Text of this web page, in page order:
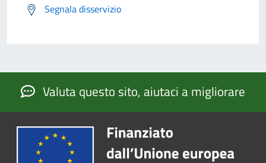
Segnala disservizio
Valuta questo sito, aiutaci a migliorare